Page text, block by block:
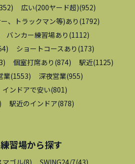
) 広い(200ヤード超)(952)
、トラックマン等)あり (1792)
バンカー練習場あり (1112)
) ショートコースあり (173)
) 個室打席あり (874) 駅近(1125)
業(1553) 深夜営業(955)
インドアで安い(801 )
) 駅近のインドア(878)
習場から探す
マゴル(8) SWING24/7(43)